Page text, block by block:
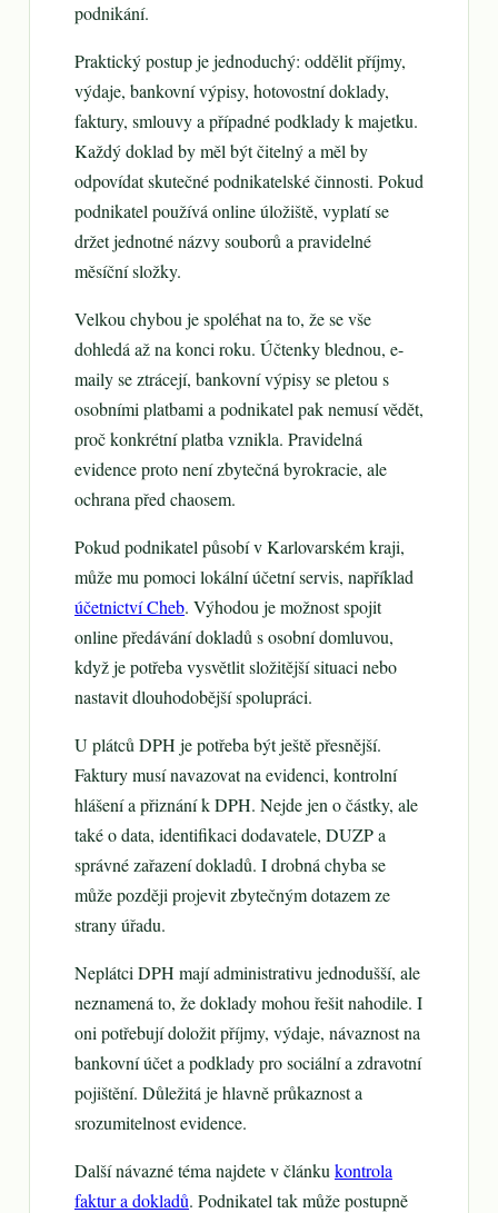
podnikání.
Praktický postup je jednoduchý: oddělit příjmy,
výdaje, bankovní výpisy, hotovostní doklady,
faktury, smlouvy a případné podklady k majetku.
Každý doklad by měl být čitelný a měl by
odpovídat skutečné podnikatelské činnosti. Pokud
podnikatel používá online úložiště, vyplatí se
držet jednotné názvy souborů a pravidelné
měsíční složky.
Velkou chybou je spoléhat na to, že se vše
dohledá až na konci roku. Účtenky blednou, e-
maily se ztrácejí, bankovní výpisy se pletou s
osobními platbami a podnikatel pak nemusí vědět,
proč konkrétní platba vznikla. Pravidelná
evidence proto není zbytečná byrokracie, ale
ochrana před chaosem.
Pokud podnikatel působí v Karlovarském kraji,
může mu pomoci lokální účetní servis, například
účetnictví Cheb. Výhodou je možnost spojit
online předávání dokladů s osobní domluvou,
když je potřeba vysvětlit složitější situaci nebo
nastavit dlouhodobější spolupráci.
U plátců DPH je potřeba být ještě přesnější.
Faktury musí navazovat na evidenci, kontrolní
hlášení a přiznání k DPH. Nejde jen o částky, ale
také o data, identifikaci dodavatele, DUZP a
správné zařazení dokladů. I drobná chyba se
může později projevit zbytečným dotazem ze
strany úřadu.
Neplátci DPH mají administrativu jednodušší, ale
neznamená to, že doklady mohou řešit nahodile. I
oni potřebují doložit příjmy, výdaje, návaznost na
bankovní účet a podklady pro sociální a zdravotní
pojištění. Důležitá je hlavně průkaznost a
srozumitelnost evidence.
Další návazné téma najdete v článku kontrola
faktur a dokladů. Podnikatel tak může postupně